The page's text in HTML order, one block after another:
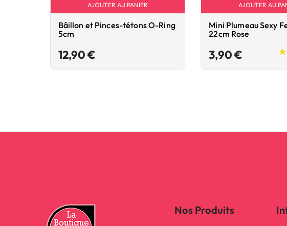
AJOUTER AU PANIER
Bâillon et Pinces-tétons O-Ring
5cm
12,90 €
AJOUTER AU
Mini Plumeau Sexy
22cm Rose
3,90 €
Nos Produits